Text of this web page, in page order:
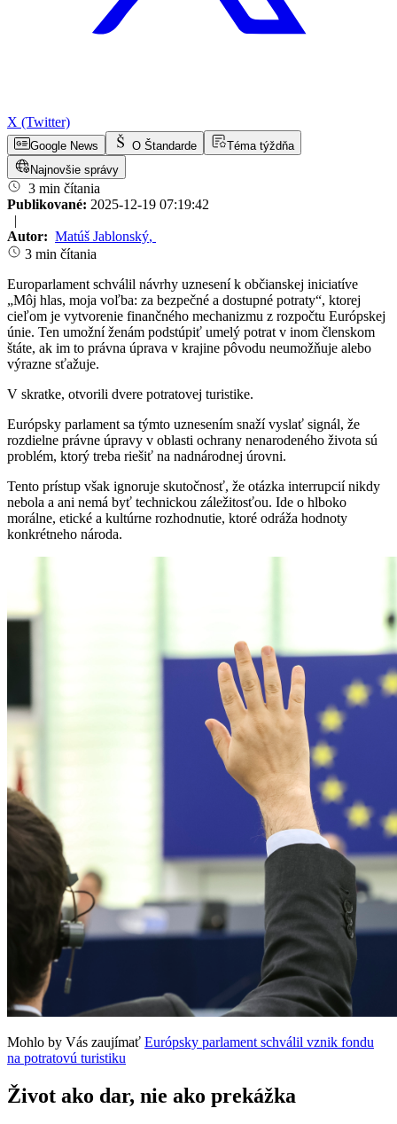
X (Twitter)
Google News O Štandarde
Téma týždňa
Najnovšie správy
3 min čítania
Publikované: 2025-12-19 07:19:42
|
Autor: Matúš Jablonský,
3 min čítania
Europarlament schválil návrhy uznesení k občianskej iniciatíve
„Môj hlas, moja voľba: za bezpečné a dostupné potraty“, ktorej
cieľom je vytvorenie finančného mechanizmu z rozpočtu Európskej
únie. Ten umožní ženám podstúpiť umelý potrat v inom členskom
štáte, ak im to právna úprava v krajine pôvodu neumožňuje alebo
výrazne sťažuje.
V skratke, otvorili dvere potratovej turistike.
Európsky parlament sa týmto uznesením snaží vyslať signál, že
rozdielne právne úpravy v oblasti ochrany nenarodeného života sú
problém, ktorý treba riešiť na nadnárodnej úrovni.
Tento prístup však ignoruje skutočnosť, že otázka interrupcií nikdy
nebola a ani nemá byť technickou záležitosťou. Ide o hlboko
morálne, etické a kultúrne rozhodnutie, ktoré odráža hodnoty
konkrétneho národa.
Mohlo by Vás zaujímať Európsky parlament schválil vznik fondu
na potratovú turistiku
Život ako dar, nie ako prekážka